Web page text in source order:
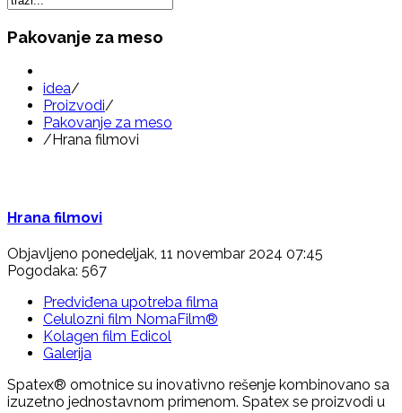
Pakovanje za meso
idea/
Proizvodi/
Pakovanje za meso
/ Hrana filmovi
Hrana filmovi
Objavljeno ponedeljak, 11 novembar 2024 07:45
Pogodaka: 567
Predviđena upotreba filma
Celulozni film NomaFilm®
Kolagen film Edicol
Galerija
Spatex® omotnice su inovativno rešenje kombinovano sa
izuzetno jednostavnom primenom. Spatex se proizvodi u